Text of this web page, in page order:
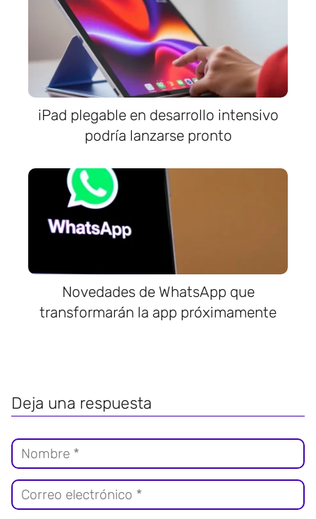
iPad plegable en desarrollo intensivo
podría lanzarse pronto
Novedades de WhatsApp que
transformarán la app próximamente
Deja una respuesta